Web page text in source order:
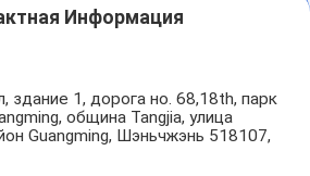
Информация
здание 1, дорога но. 68,18th, парк
община Tangjia, улица
Guangming, Шэньчжэнь 518107,